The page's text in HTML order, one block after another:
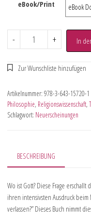
eBook/Print
- + In
Artikelnummer: 978-3-643-15720-1
Philosophie, Religionswissenschaft,
Schlagwort: Neuerscheinungen
BESCHREIBUNG
Wo ist Gott? Diese Frage
ihren intensivsten Ausdruck beim
verlassen?” Dieses Buch nimmt